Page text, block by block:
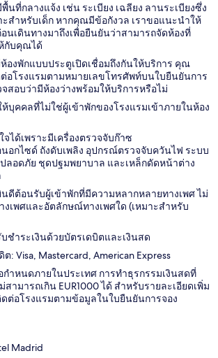
นที่กลางแจ้ง เช่น ระเบียง เฉลียง ลานระเบียงซึ่ง
ะสำหรับเด็ก หากคุณมีข้อกังวล เราขอแนะนำให้
นเดินทางมาถึงเพื่อยืนยันว่าสามารถจัดห้องที่
กับคุณได้
องพักแบบประตูเปิดเชื่อมถึงกันให้บริการ คุณ
อโรงแรมตามหมายเลขโทรศัพท์บนใบยืนยันการ
จสอบว่ามีห้องว่างพร้อมให้บริการหรือไม่
บุคคลที่ไม่ใช่ผู้เข้าพักของโรงแรมเข้าภายในห้อง
จได้เพราะมีเครื่องตรวจจับก๊าซ
อกไซด์ ถังดับเพลิง อุปกรณ์ตรวจจับควันไฟ ระบบ
ลอดภัย ชุดปฐมพยาบาล และเหล็กดัดหน้าต่าง
ดีต้อนรับผู้เข้าพักที่มีความหลากหลายทางเพศ ไม่
งเพศและอัตลักษณ์ทางเพศใด (เหมาะสำหรับ
ชำระเงินด้วยบัตรเดบิตและเงินสด
: Visa, Mastercard, American Express
กำหนดภายในประเทศ การทำธุรกรรมเงินสดที่
ามารถเกิน EUR1000 ได้ สำหรับรายละเอียดเพิ่ม
ดต่อโรงแรมตามข้อมูลในใบยืนยันการจอง
Madrid